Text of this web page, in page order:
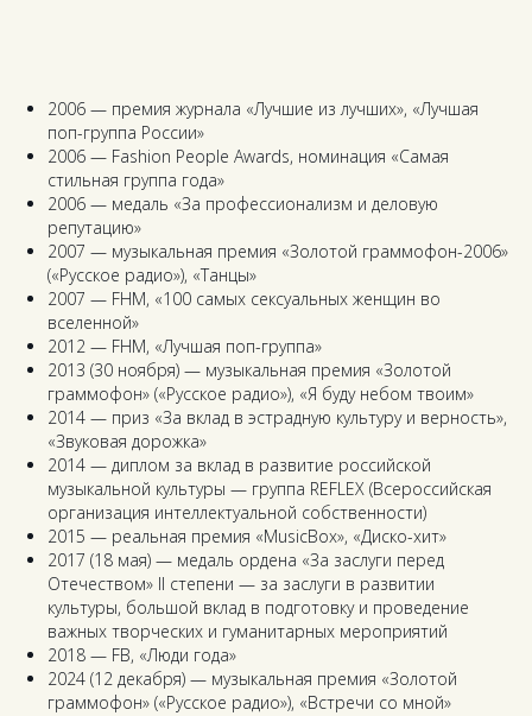
2006 — премия журнала «Лучшие из лучших», «Лучшая
поп-группа России»
2006 — Fashion People Awards, номинация «Самая
стильная группа года»
2006 — медаль «За профессионализм и деловую
репутацию»
2007 — музыкальная премия «Золотой граммофон-2006»
(«Русское радио»), «Танцы»
2007 — FHM, «100 самых сексуальных женщин во
вселенной»
2012 — FHM, «Лучшая поп-группа»
2013 (30 ноября) — музыкальная премия «Золотой
граммофон» («Русское радио»), «Я буду небом твоим»
2014 — приз «За вклад в эстрадную культуру и верность»,
«Звуковая дорожка»
2014 — диплом за вклад в развитие российской
музыкальной культуры — группа REFLEX (Всероссийская
организация интеллектуальной собственности)
2015 — реальная премия «MusicBox», «Диско-хит»
2017 (18 мая) — медаль ордена «За заслуги перед
Отечеством» II степени — за заслуги в развитии
культуры, большой вклад в подготовку и проведение
важных творческих и гуманитарных мероприятий
2018 — FB, «Люди года»
2024 (12 декабря) — музыкальная премия «Золотой
граммофон» («Русское радио»), «Встречи со мной»